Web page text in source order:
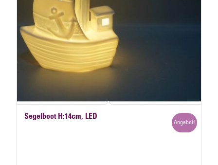
Segelboot H:14cm, LED
Angebot!